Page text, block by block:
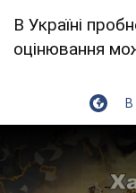
В Україні
оцінювання